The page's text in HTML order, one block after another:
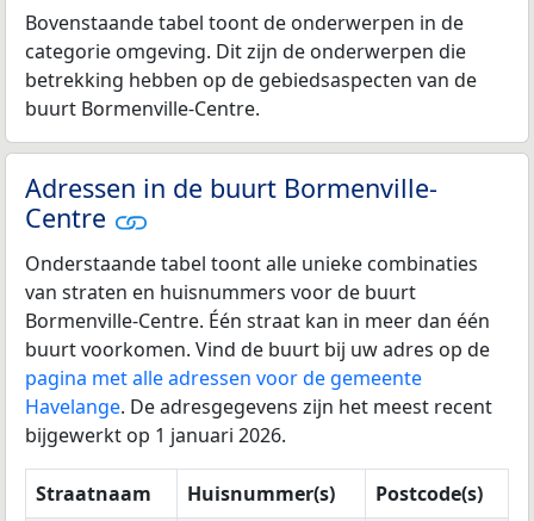
Bovenstaande tabel toont de onderwerpen in de
categorie omgeving. Dit zijn de onderwerpen die
betrekking hebben op de gebiedsaspecten van de
buurt Bormenville-Centre.
Adressen in de buurt Bormenville-
Centre
Onderstaande tabel toont alle unieke combinaties
van straten en huisnummers voor de buurt
Bormenville-Centre. Één straat kan in meer dan één
buurt voorkomen. Vind de buurt bij uw adres op de
pagina met alle adressen voor de gemeente
Havelange. De adresgegevens zijn het meest recent
bijgewerkt op 1 januari 2026.
Straatnaam Huisnummer(s)
Postcode(s)